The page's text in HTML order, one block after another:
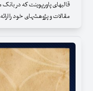
قالبهای پاورپوینت که در
مقالات و پژوهشهای خود را ارائه